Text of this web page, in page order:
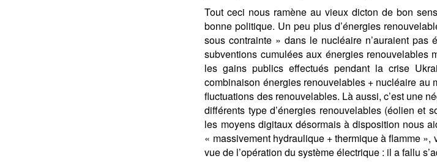
Tout ceci nous ramène au vieux dicton de bon
bonne politique. Un peu plus d’énergies
sous contrainte » dans le nucléaire n’auraient
subventions cumulées aux énergies renouvelables
les gains publics effectués pendant la crise
combinaison énergies renouvelables + nucléaire au
fluctuations des renouvelables. Là aussi, c’est une
différents type d’énergies renouvelables (éolien et
les moyens digitaux désormais à disposition nous
« massivement hydraulique + thermique à flamme
vue de l’opération du système électrique : il a fallu